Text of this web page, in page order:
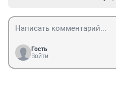
Гость
Войти